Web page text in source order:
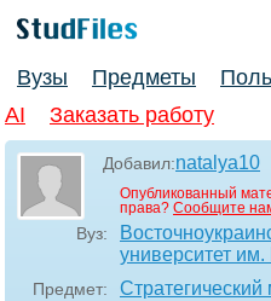
Вузы Предметы
AI
Заказать работу
Добавил:natalya10
Опубликованный
права? Сообщите
Вуз:
университет
Предмет: